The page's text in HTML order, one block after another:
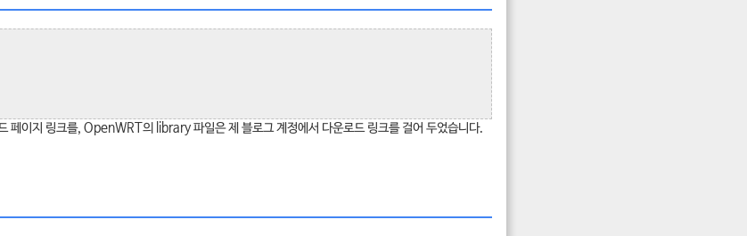
페이지 링크를, OpenWRT의 library 파일은 제 블로그 계정에서 다운로드 링크를 걸어 두었습니다.